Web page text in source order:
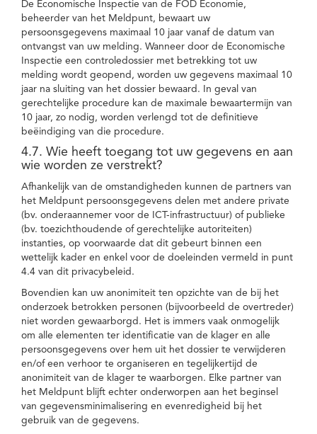
De Economische Inspectie van de FOD Economie,
beheerder van het Meldpunt, bewaart uw
persoonsgegevens maximaal 10 jaar vanaf de datum van
ontvangst van uw melding. Wanneer door de Economische
Inspectie een controledossier met betrekking tot uw
melding wordt geopend, worden uw gegevens maximaal 10
jaar na sluiting van het dossier bewaard. In geval van
gerechtelijke procedure kan de maximale bewaartermijn van
10 jaar, zo nodig, worden verlengd tot de definitieve
beëindiging van die procedure.
4.7. Wie heeft toegang tot uw gegevens en aan
wie worden ze verstrekt?
Afhankelijk van de omstandigheden kunnen de partners van
het Meldpunt persoonsgegevens delen met andere private
(bv. onderaannemer voor de ICT-infrastructuur) of publieke
(bv. toezichthoudende of gerechtelijke autoriteiten)
instanties, op voorwaarde dat dit gebeurt binnen een
wettelijk kader en enkel voor de doeleinden vermeld in punt
4.4 van dit privacybeleid.
Bovendien kan uw anonimiteit ten opzichte van de bij het
onderzoek betrokken personen (bijvoorbeeld de overtreder)
niet worden gewaarborgd. Het is immers vaak onmogelijk
om alle elementen ter identificatie van de klager en alle
persoonsgegevens over hem uit het dossier te verwijderen
en/of een verhoor te organiseren en tegelijkertijd de
anonimiteit van de klager te waarborgen. Elke partner van
het Meldpunt blijft echter onderworpen aan het beginsel
van gegevensminimalisering en evenredigheid bij het
gebruik van de gegevens.